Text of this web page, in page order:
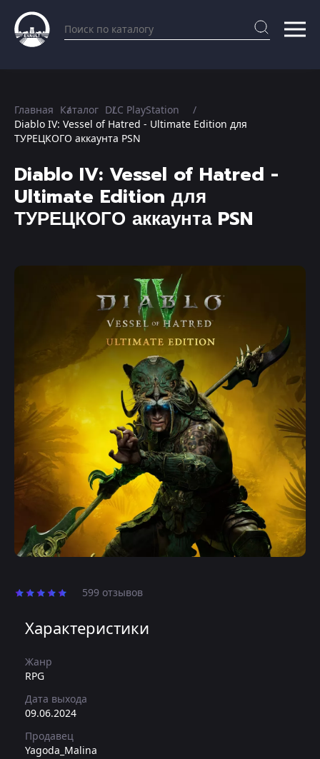
Главная Каталог DLC PlayStation
Diablo IV: Vessel of Hatred - Ultimate Edition для
ТУРЕЦКОГО аккаунта PSN
Diablo IV: Vessel of Hatred -
Ultimate Edition для
ТУРЕЦКОГО аккаунта PSN
599 отзывов
Характеристики
Жанр
RPG
Дата выхода
09.06.2024
Продавец
Yagoda_Malina